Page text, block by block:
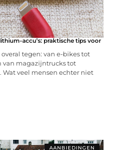
accu’s: praktische tips voor
tegen: van e-bikes tot
van magazijntrucks tot
veel mensen echter niet
AANBIEDINGEN